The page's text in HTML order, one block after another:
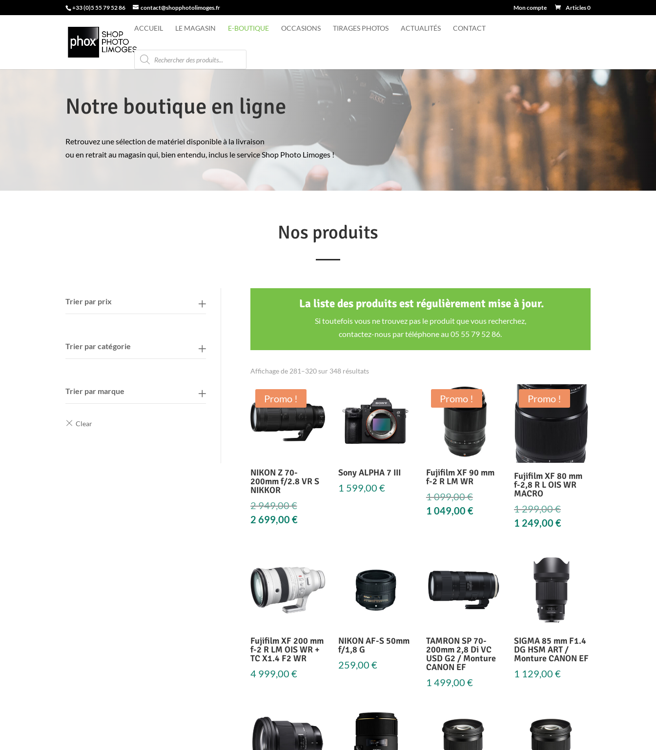
+33 (0)5 55 79 52 86 contact@shopphotolimoges.fr Mon compte Articles 0
ACCUEIL LE MAGASIN E-BOUTIQUE OCCASIONS TIRAGES PHOTOS ACTUALITÉS CONTACT
Recherche
de
produits
Notre boutique en ligne
Retrouvez une sélection de matériel disponible à la livraison
ou en retrait au magasin qui, bien entendu, inclus le service Shop Photo Limoges !
Nos produits
Trier par prix
Trier par catégorie
Trier par marque
La liste des produits est régulièrement mise à jour.
Si toutefois vous ne trouvez pas le produit que vous recherchez,
contactez-nous par téléphone au 05 55 79 52 86.
Affichage de 281–320 sur 348 résultatsTrié
popularité
Promo !
NIKON Z 70-
200mm f/2.8 VR S
NIKKOR
2 949,00€Le
prix
949,00 €.
2 699,00 €Le
2
699,00 €.
Sony ALPHA 7 III
1 599,00 €
Promo !
Fujifilm XF 90 mm
f-2 R LM WR
1 099,00€Le
prix
1 049,00 €Le
049,00 €.
Promo !
Fujifilm XF 80 mm
f-2,8 R L OIS WR
MACRO
1 299,00€Le
prix
1
299,00 €.
1 249,00€Le
est :
1
249,00 €.
Fujifilm XF 200 mm
f-2 R LM OIS WR +
TC X1.4 F2 WR
4 999,00 €
NIKON AF-S 50mm
f/1,8 G
259,00 €
TAMRON SP 70-
200mm 2,8 Di VC
USD G2 / Monture
CANON EF
1 499,00 €
SIGMA 85 mm F1.4
DG HSM ART /
Monture CANON EF
1 129,00€